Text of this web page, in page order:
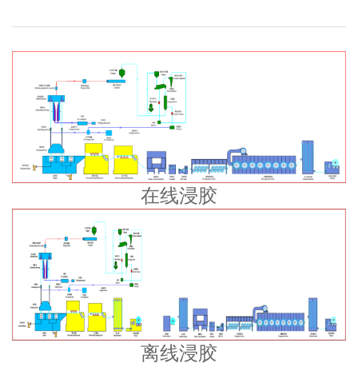
在线浸胶
离线浸胶